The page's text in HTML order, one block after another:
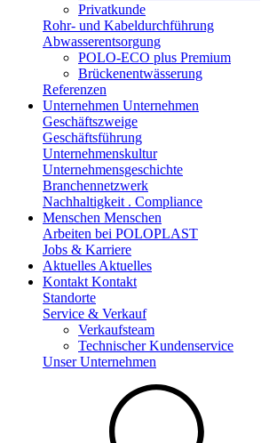
Privatkunde
Rohr- und Kabeldurchführung
Abwasserentsorgung
POLO-ECO plus Premium
Brückenentwässerung
Referenzen
Unternehmen Unternehmen
Geschäftszweige
Geschäftsführung
Unternehmenskultur
Unternehmensgeschichte
Branchennetzwerk
Nachhaltigkeit . Compliance
Menschen Menschen
Arbeiten bei POLOPLAST
Jobs & Karriere
Aktuelles Aktuelles
Kontakt Kontakt
Standorte
Service & Verkauf
Verkaufsteam
Technischer Kundenservice
Unser Unternehmen